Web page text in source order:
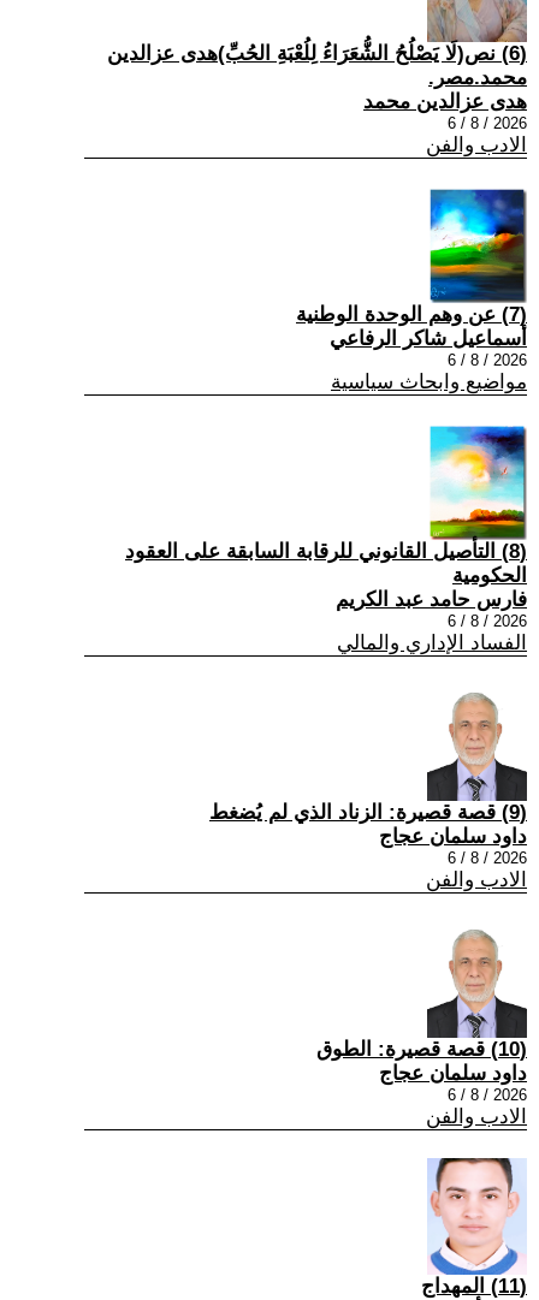
(6) نص(لَا يَصْلُحُ الشُّعَرَاءُ لِلُعْبَةِ الحُبِّ)هدى عزالدين
محمد.مصر.
هدى عزالدين محمد
2026 / 8 / 6
الادب والفن
(7) عن وهم الوحدة الوطنية
أسماعيل شاكر الرفاعي
2026 / 8 / 6
مواضيع وابحاث سياسية
(8) التأصيل القانوني للرقابة السابقة على العقود
الحكومية
فارس حامد عبد الكريم
2026 / 8 / 6
الفساد الإداري والمالي
(9) قصة قصيرة: الزناد الذي لم يُضغط
داود سلمان عجاج
2026 / 8 / 6
الادب والفن
(10) قصة قصيرة: الطوق
داود سلمان عجاج
2026 / 8 / 6
الادب والفن
(11) المهداج